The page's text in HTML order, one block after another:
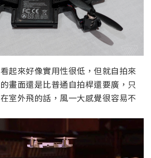
起來好像實用性很低，但就自拍來
畫面還是比普通自拍桿還要廣，只
室外飛的話，風一大感覺很容易不